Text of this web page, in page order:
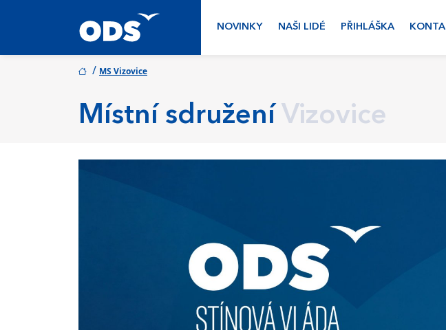
NOVINKY NAŠI LIDÉ PŘIHLÁŠKA
/ MS Vizovice
Místní sdružení Vizovice